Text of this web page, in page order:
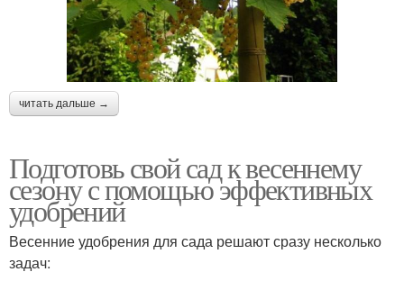
читать дальше →
Подготовь свой сад к весеннему
сезону с помощью эффективных
удобрений
Весенние удобрения для сада решают сразу несколько
задач: